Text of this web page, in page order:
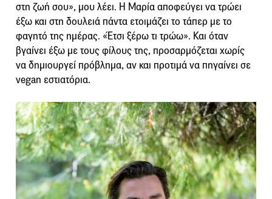
στη ζωή σου», μου λέει. Η Μαρία αποφεύγει να τρώει
έξω και στη δουλειά πάντα ετοιμάζει το τάπερ με το
φαγητό της ημέρας. «Έτσι ξέρω τι τρώω». Και όταν
βγαίνει έξω με τους φίλους της, προσαρμόζεται χωρίς
να δημιουργεί πρόβλημα, αν και προτιμά να πηγαίνει σε
vegan εστιατόρια.